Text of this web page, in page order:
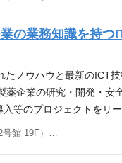
識・ご経験は不問で
ームリーダー、チーム
ポイント 【日立グル
いＩＣＴソリューショ
の業務知識を持
ノウハウと最新のICT
企業の研究・開発・安
等のプロジェクトをリ
ージャー・リーダー
の実務経験をお持ち